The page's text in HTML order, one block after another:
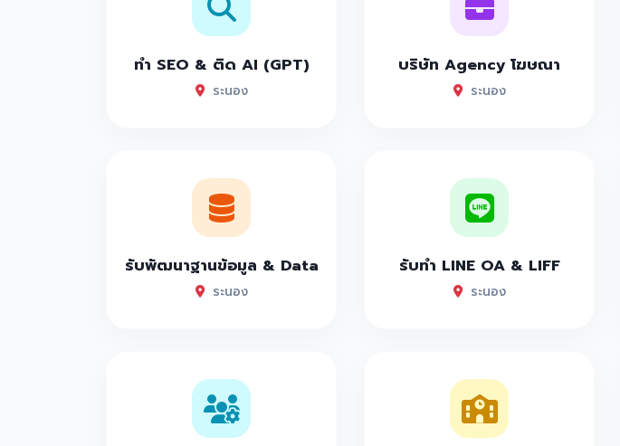
ทำ SEO & ติด AI (GPT)
ระนอง
บริษัท Agency โฆษณา
ระนอง
รับพัฒนาฐานข้อมูล & Data
ระนอง
รับทำ LINE OA & LIFF
ระนอง